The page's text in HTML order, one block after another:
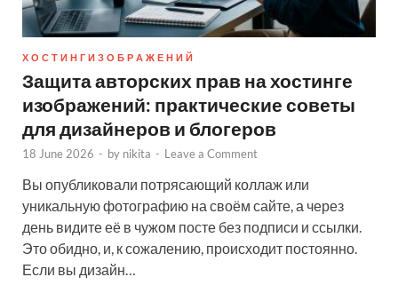
Х О С Т И Н Г И З О Б Р А Ж Е Н И Й
Защита авторских прав на хостинге
изображений: практические советы
для дизайнеров и блогеров
18 June 2026 - by nikita - Leave a Comment
Вы опубликовали потрясающий коллаж или
уникальную фотографию на своём сайте, а через
день видите её в чужом посте без подписи и ссылки.
Это обидно, и, к сожалению, происходит постоянно.
Если вы дизайн…